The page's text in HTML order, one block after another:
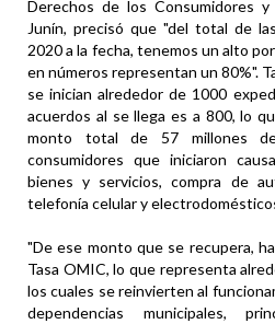
Derechos de los Consumidores
Junín, precisó que "del total de
2020 a la fecha, tenemos un alto
en números representan un 80%".
se inician alrededor de 1000
acuerdos al se llega es a 800, lo
monto total de 57 millones
consumidores que iniciaron
bienes y servicios, compra de
telefonía celular y
"De ese monto que se recupera,
Tasa OMIC, lo que representa
los cuales se reinvierten al
dependencias municipales,